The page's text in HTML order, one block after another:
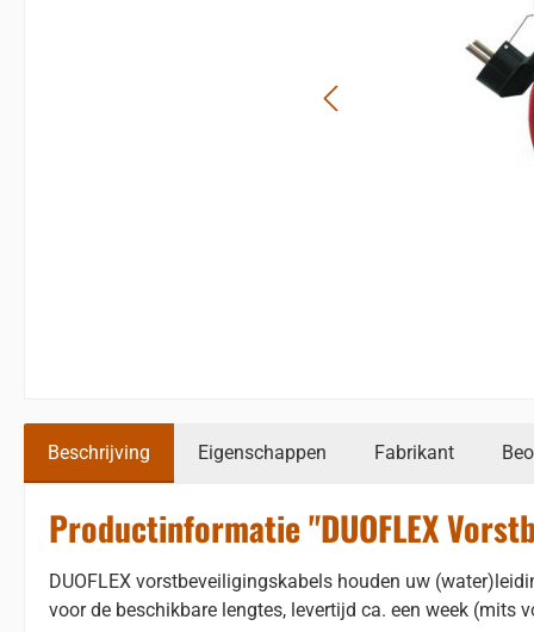
Beschrijving Eigenschappen Fabrikant
Productinformatie "DUOFLEX
DUOFLEX vorstbeveiligingskabels houden uw
voor de beschikbare lengtes, levertijd ca. een week (mits